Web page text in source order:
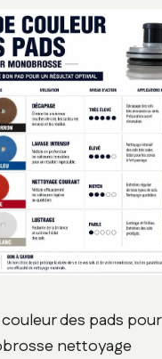
des pads pour
nettoyage